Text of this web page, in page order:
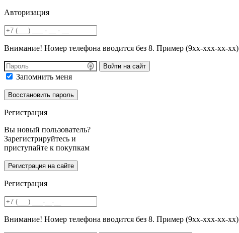
Авторизация
Внимание! Номер телефона вводится без 8. Пример (9хх-ххх-хх-хх)
Войти на сайт
Запомнить меня
Регистрация
Вы новый пользователь?
Зарегистрируйтесь и
приступайте к покупкам
Регистрация
Внимание! Номер телефона вводится без 8. Пример (9хх-ххх-хх-хх)